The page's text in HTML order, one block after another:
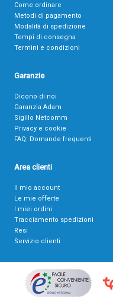
Come ordinare
Metodi di pagamento
Modalità di spedizione
Tempi di consegna
Termini e condizioni
Garanzie
Dicono di noi
Garanzia Adam
Sigillo Netcomm
Privacy e cookie
FAQ: Domande frequenti
Area clienti
Il mio account
Le mie offerte
I miei ordini
Tracciamento spedizioni
Resi
Servizio clienti